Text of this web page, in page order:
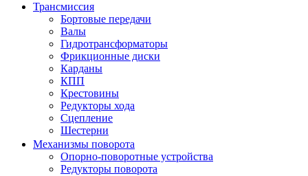
Трансмиссия
Бортовые передачи
Валы
Гидротрансформаторы
Фрикционные диски
Карданы
КПП
Крестовины
Редукторы хода
Сцепление
Шестерни
Механизмы поворота
Опорно-поворотные устройства
Редукторы поворота